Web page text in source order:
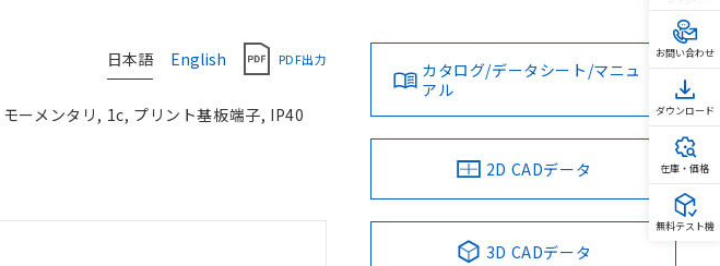
日本語 English PDF出力
ーメンタリ, 1c, プリント基板端子, IP40
カタログ/データシート/マニュ
アル
2D CADデータ
3D CADデータ
お問い合わせ
ダウンロード
在庫・価格
無料テスト機